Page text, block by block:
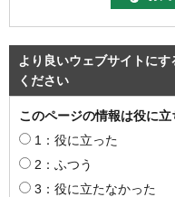
より良いウェブサイトに
ください
このページの情報は役に立
1：役に立った
2：ふつう
3：役に立たなかった